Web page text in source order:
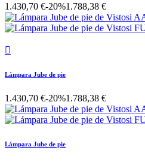
1.430,70 €-20%1.788,38 €

Lámpara Jube de pie
1.430,70 €-20%1.788,38 €
Lámpara Jube de pie